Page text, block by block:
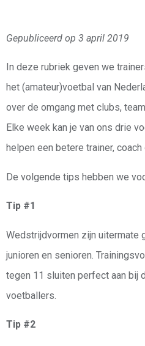
Gepubliceerd op 3 april 2019
In deze rubriek geven we
het (amateur)voetbal van
over de omgang met clubs,
Elke week kan je van ons drie
helpen een betere trainer,
De volgende tips hebben we
Tip #1
Wedstrijdvormen zijn uitermate
junioren en senioren.
tegen 11 sluiten perfect aan bij
voetballers.
Tip #2